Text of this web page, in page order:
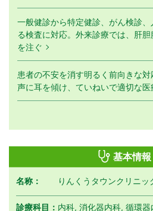
一般健診から特定健診、がん検診
る検査に対応。外来診療では、肝
を注ぐ
患者の不安を消す明るく前向きな
声に耳を傾け、ていねいで適切な
基本情報
名称： りんくうタウンクリニッ
診療科目： 内科, 消化器内科, 循環